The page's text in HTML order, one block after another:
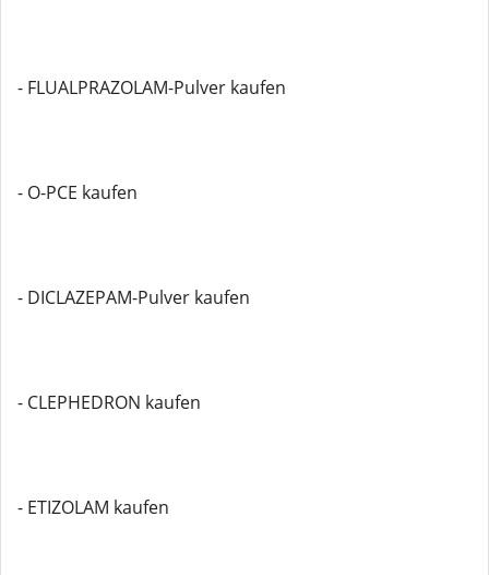
- FLUALPRAZOLAM-Pulver kaufen
- O-PCE kaufen
- DICLAZEPAM-Pulver kaufen
- CLEPHEDRON kaufen
- ETIZOLAM kaufen